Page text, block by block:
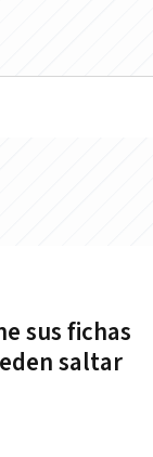
sus fichas
saltar